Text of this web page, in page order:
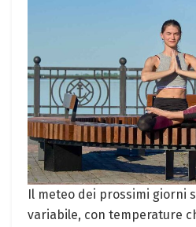
Il meteo dei prossimi giorni
variabile, con temperature